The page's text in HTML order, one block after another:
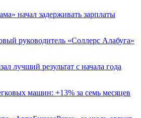
начал задерживать зарплаты
руководитель «Соллерс Алабуга»
лучший результат с начала года
машин: +13% за семь месяцев